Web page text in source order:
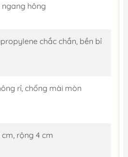
hông
chắc chắn, bền bỉ
rỉ, chống mài mòn
rộng 4 cm